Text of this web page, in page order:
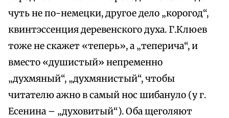
чуть не по-немецки, другое дело „корогод“,
квинтэссенция деревенского духа. Г.Клюев
тоже не скажет «теперь», а „теперича“, и
вместо «душистый» непременно
„духмяный“, „духмянистый“, чтобы
читателю ажно в самый нос шибануло (у г.
Есенина – „духовитый“). Оба щеголяют